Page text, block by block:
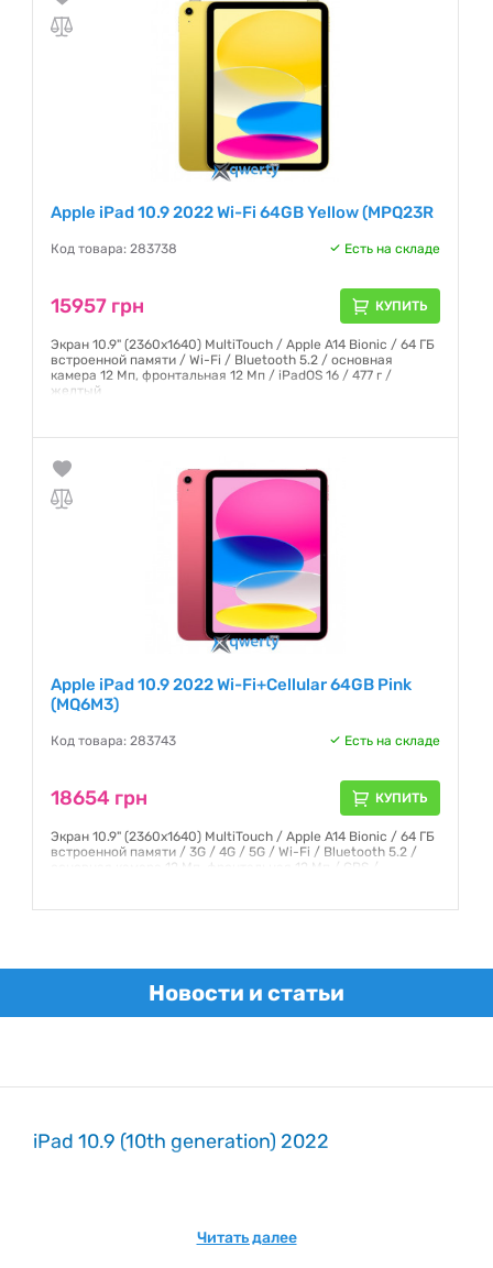
Apple iPad 10.9 2022 Wi-Fi 64GB Yellow (MPQ23R
Код товара: 283738 Есть на складе
15957 грн КУПИТЬ
Экран 10.9" (2360x1640) MultiTouch / Apple A14 Bionic / 64 ГБ
встроенной памяти / Wi-Fi / Bluetooth 5.2 / основная
камера 12 Мп, фронтальная 12 Мп / iPadOS 16 / 477 г /
желтый
Apple iPad 10.9 2022 Wi-Fi+Cellular 64GB Pink
(MQ6M3)
Код товара: 283743 Есть на складе
18654 грн КУПИТЬ
Экран 10.9" (2360x1640) MultiTouch / Apple A14 Bionic / 64 ГБ
встроенной памяти / 3G / 4G / 5G / Wi-Fi / Bluetooth 5.2 /
основная камера 12 Мп, фронтальная 12 Мп / GPS /
Гарантия:6 месяцев
Новости и статьи
iPad 10.9 (10th generation) 2022
Читать далее